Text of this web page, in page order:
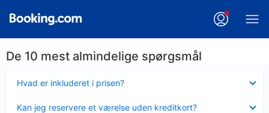
De 10 mest almindelige spørgsmål
Hvad er inkluderet i prisen?
Kan jeg reservere et værelse uden kreditkort?